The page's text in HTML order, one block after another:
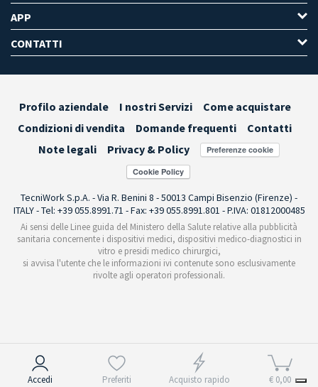
Accedi Preferiti Acquisto rapido € 0,00
APP
CONTATTI
Profilo aziendale I nostri Servizi
Come acquistare
Condizioni di vendita
Domande frequenti
Contatti
Note legali
Privacy & Policy Preferenze cookie
TecniWork S.p.A. - Via R. Benini 8 - 50013 Campi Bisenzio (Firenze) -
ITALY - Tel: +39 055.8991.71 - Fax: +39 055.8991.801 - P.IVA: 01812000485
Ai sensi delle Linee guida del Ministero della Salute relative alla pubblicità
sanitaria concernente i dispositivi medici, dispositivi medico-diagnostici in
vitro e presidi medico chirurgici,
si avvisa l'utente che le informazioni ivi contenute sono esclusivamente
rivolte agli operatori professionali.
Informativa sulla raccolta